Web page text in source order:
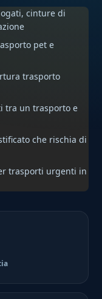
cinture di
pet e
trasporto
tra un trasporto e
che rischia di
trasporti urgenti in